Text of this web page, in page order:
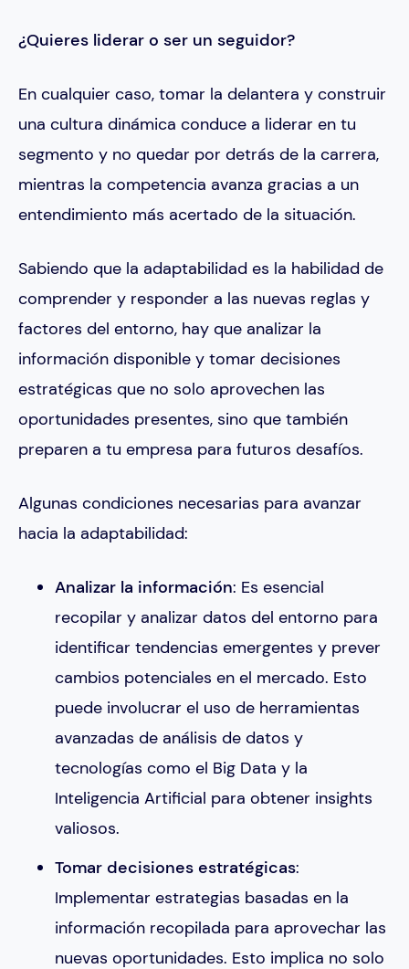
¿Quieres liderar o ser un seguidor?
En cualquier caso, tomar la delantera y construir
una cultura dinámica conduce a liderar en tu
segmento y no quedar por detrás de la carrera,
mientras la competencia avanza gracias a un
entendimiento más acertado de la situación.
Sabiendo que la adaptabilidad es la habilidad de
comprender y responder a las nuevas reglas y
factores del entorno, hay que analizar la
información disponible y tomar decisiones
estratégicas que no solo aprovechen las
oportunidades presentes, sino que también
preparen a tu empresa para futuros desafíos.
Algunas condiciones necesarias para avanzar
hacia la adaptabilidad:
Analizar la información: Es esencial
recopilar y analizar datos del entorno para
identificar tendencias emergentes y prever
cambios potenciales en el mercado. Esto
puede involucrar el uso de herramientas
avanzadas de análisis de datos y
tecnologías como el Big Data y la
Inteligencia Artificial para obtener insights
valiosos.
Tomar decisiones estratégicas:
Implementar estrategias basadas en la
información recopilada para aprovechar las
nuevas oportunidades. Esto implica no solo